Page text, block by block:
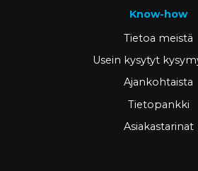
Know-how
Tietoa meistä
Usein kysytyt
Ajankohtaista
Tietopankki
Asiakastarinat